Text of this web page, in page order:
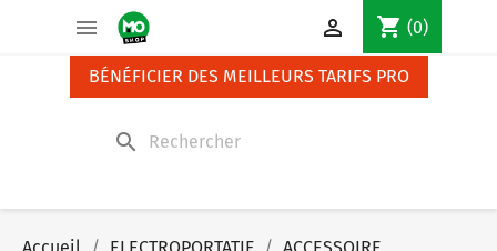
 shopping_cart (0)

BÉNÉFICIER DES MEILLEURS TARIFS PRO
search
Panneau de gestion des cookies